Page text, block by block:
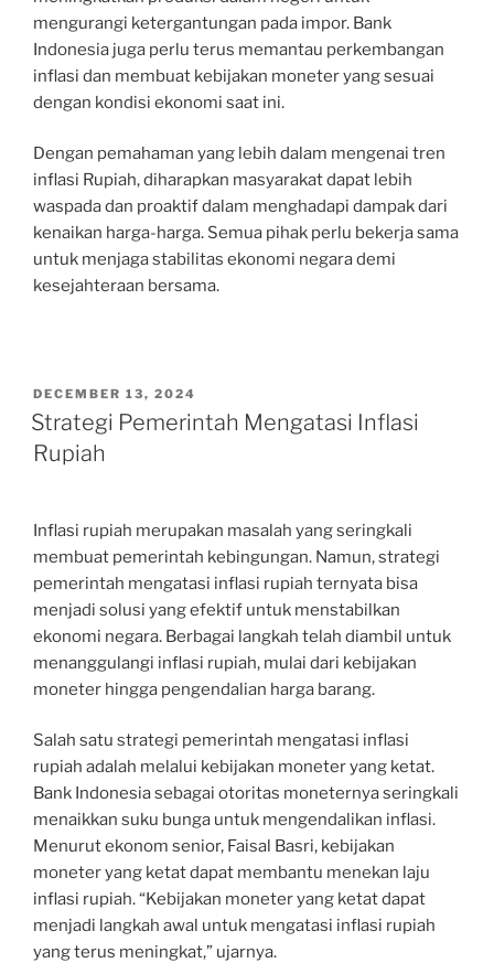
mengurangi ketergantungan pada impor. Bank
Indonesia juga perlu terus memantau perkembangan
inflasi dan membuat kebijakan moneter yang sesuai
dengan kondisi ekonomi saat ini.
Dengan pemahaman yang lebih dalam mengenai tren
inflasi Rupiah, diharapkan masyarakat dapat lebih
waspada dan proaktif dalam menghadapi dampak dari
kenaikan harga-harga. Semua pihak perlu bekerja sama
untuk menjaga stabilitas ekonomi negara demi
kesejahteraan bersama.
POSTED
ON
DECEMBER 13, 2024
Strategi Pemerintah Mengatasi Inflasi
Rupiah
Inflasi rupiah merupakan masalah yang seringkali
membuat pemerintah kebingungan. Namun, strategi
pemerintah mengatasi inflasi rupiah ternyata bisa
menjadi solusi yang efektif untuk menstabilkan
ekonomi negara. Berbagai langkah telah diambil untuk
menanggulangi inflasi rupiah, mulai dari kebijakan
moneter hingga pengendalian harga barang.
Salah satu strategi pemerintah mengatasi inflasi
rupiah adalah melalui kebijakan moneter yang ketat.
Bank Indonesia sebagai otoritas moneternya seringkali
menaikkan suku bunga untuk mengendalikan inflasi.
Menurut ekonom senior, Faisal Basri, kebijakan
moneter yang ketat dapat membantu menekan laju
inflasi rupiah. “Kebijakan moneter yang ketat dapat
menjadi langkah awal untuk mengatasi inflasi rupiah
yang terus meningkat,” ujarnya.